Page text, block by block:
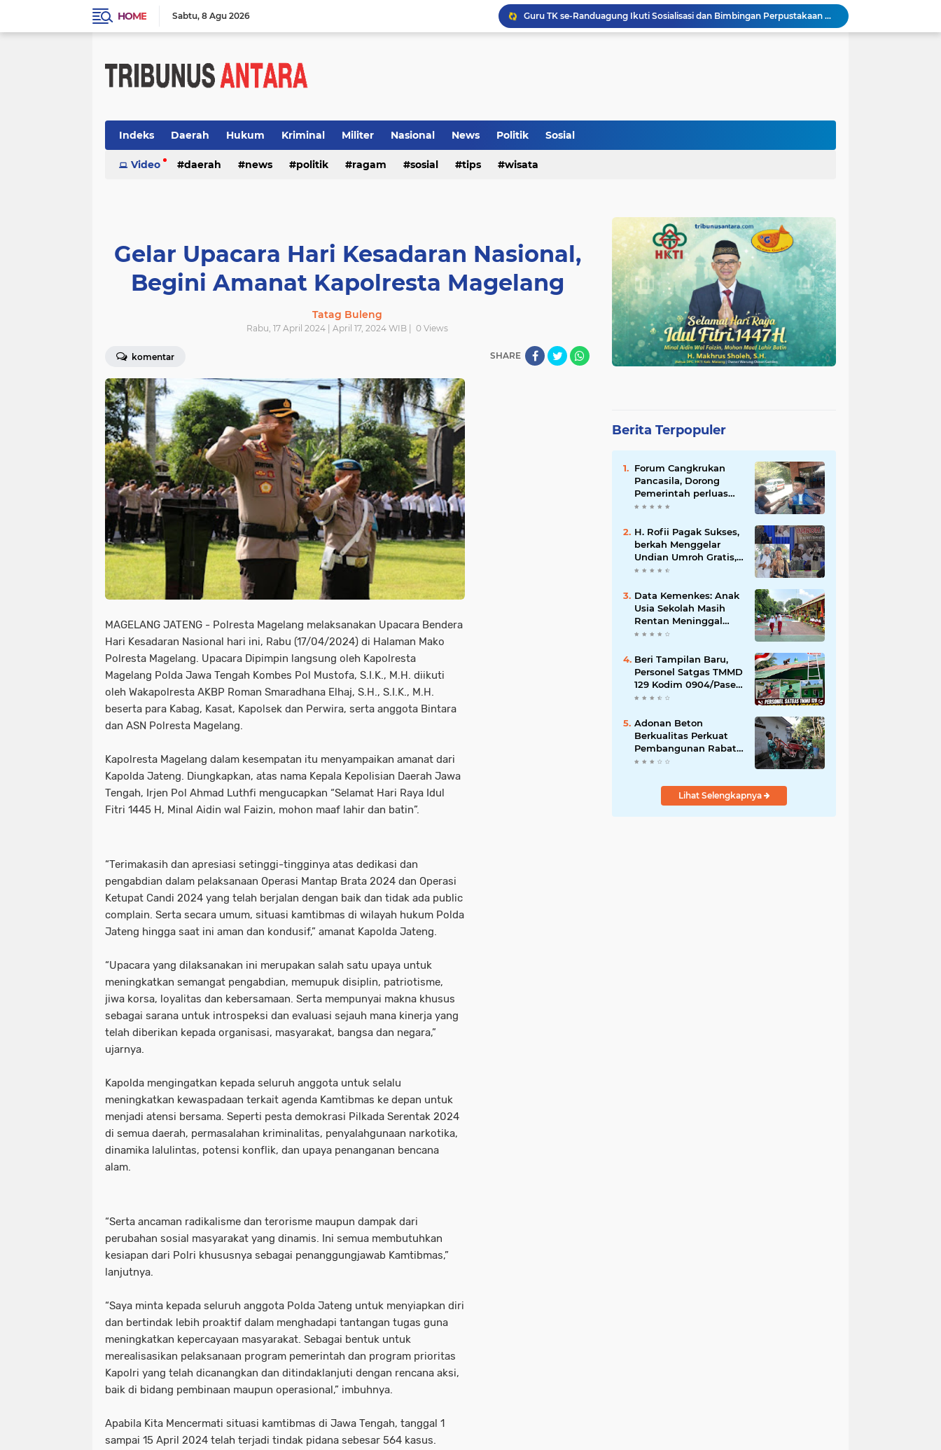
HOME Sabtu 8 Agu 2026
Guru TK se-Randuagung Ikuti Sosialisasi dan Bimbingan Perpustakaan dalam Program TMMD ke-129
TMMD Ke 129 Kodim 0904/Paser Terima Kunjungan Dari Tim Wasev Mabesad
Indeks Daerah Hukum Kriminal Militer Nasional News Politik Sosial
Video daerah news politik ragam sosial tips wisata
Gelar Upacara Hari Kesadaran Nasional,
Begini Amanat Kapolresta Magelang
Tatag Buleng
Rabu, 17 April 2024 | April 17, 2024 WIB | 0 Views
komentar SHARE
MAGELANG JATENG - Polresta Magelang melaksanakan Upacara Bendera
Hari Kesadaran Nasional hari ini, Rabu (17/04/2024) di Halaman Mako
Polresta Magelang. Upacara Dipimpin langsung oleh Kapolresta
Magelang Polda Jawa Tengah Kombes Pol Mustofa, S.I.K., M.H. diikuti
oleh Wakapolresta AKBP Roman Smaradhana Elhaj, S.H., S.I.K., M.H.
beserta para Kabag, Kasat, Kapolsek dan Perwira, serta anggota Bintara
dan ASN Polresta Magelang.
Kapolresta Magelang dalam kesempatan itu menyampaikan amanat dari
Kapolda Jateng. Diungkapkan, atas nama Kepala Kepolisian Daerah Jawa
Tengah, Irjen Pol Ahmad Luthfi mengucapkan “Selamat Hari Raya Idul
Fitri 1445 H, Minal Aidin wal Faizin, mohon maaf lahir dan batin”.
“Terimakasih dan apresiasi setinggi-tingginya atas dedikasi dan
pengabdian dalam pelaksanaan Operasi Mantap Brata 2024 dan Operasi
Ketupat Candi 2024 yang telah berjalan dengan baik dan tidak ada public
complain. Serta secara umum, situasi kamtibmas di wilayah hukum Polda
Jateng hingga saat ini aman dan kondusif,” amanat Kapolda Jateng.
“Upacara yang dilaksanakan ini merupakan salah satu upaya untuk
meningkatkan semangat pengabdian, memupuk disiplin, patriotisme,
jiwa korsa, loyalitas dan kebersamaan. Serta mempunyai makna khusus
sebagai sarana untuk introspeksi dan evaluasi sejauh mana kinerja yang
telah diberikan kepada organisasi, masyarakat, bangsa dan negara,”
ujarnya.
Kapolda mengingatkan kepada seluruh anggota untuk selalu
meningkatkan kewaspadaan terkait agenda Kamtibmas ke depan untuk
menjadi atensi bersama. Seperti pesta demokrasi Pilkada Serentak 2024
di semua daerah, permasalahan kriminalitas, penyalahgunaan narkotika,
dinamika lalulintas, potensi konflik, dan upaya penanganan bencana
alam.
“Serta ancaman radikalisme dan terorisme maupun dampak dari
perubahan sosial masyarakat yang dinamis. Ini semua membutuhkan
kesiapan dari Polri khususnya sebagai penanggungjawab Kamtibmas,”
lanjutnya.
“Saya minta kepada seluruh anggota Polda Jateng untuk menyiapkan diri
dan bertindak lebih proaktif dalam menghadapi tantangan tugas guna
meningkatkan kepercayaan masyarakat. Sebagai bentuk untuk
merealisasikan pelaksanaan program pemerintah dan program prioritas
Kapolri yang telah dicanangkan dan ditindaklanjuti dengan rencana aksi,
baik di bidang pembinaan maupun operasional,” imbuhnya.
Apabila Kita Mencermati situasi kamtibmas di Jawa Tengah, tanggal 1
sampai 15 April 2024 telah terjadi tindak pidana sebesar 564 kasus.
Berita Terpopuler
Forum Cangkrukan
Pancasila, Dorong
Pemerintah perluas
intensif Perpajakan
UMKM.
H. Rofii Pagak Sukses,
berkah Menggelar
Undian Umroh Gratis,
Wujud Kepedulian
Data Kemenkes: Anak
Usia Sekolah Masih
Rentan Meninggal
Akibat DBD
Beri Tampilan Baru,
Personel Satgas TMMD
129 Kodim 0904/Paser
Cat Atap Rumah
Adonan Beton
Berkualitas Perkuat
Pembangunan Rabat
Jalan TMMD ke-129 di
Lihat Selengkapnya